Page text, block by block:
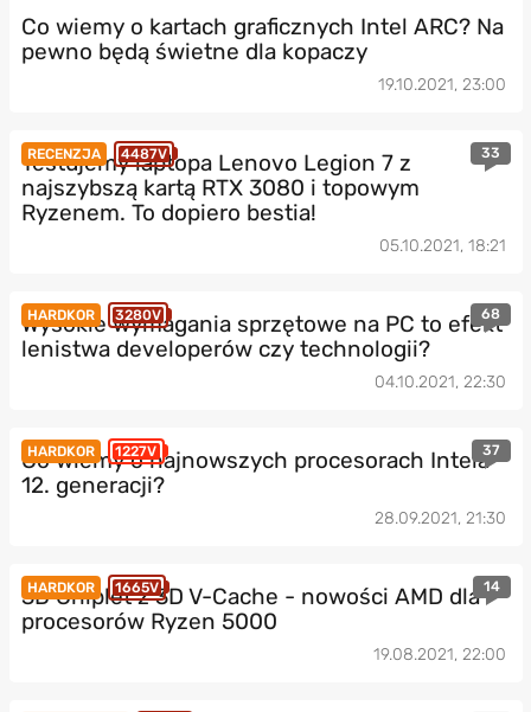
Co wiemy o kartach graficznych Intel ARC? Na
pewno będą świetne dla kopaczy
19.10.2021, 23:00
RECENZJA 4487V 33
Testujemy laptopa Lenovo Legion 7 z
najszybszą kartą RTX 3080 i topowym
Ryzenem. To dopiero bestia!
05.10.2021, 18:21
HARDKOR 3280V 68
Wysokie wymagania sprzętowe na PC to efekt
lenistwa developerów czy technologii?
04.10.2021, 22:30
HARDKOR 1227V 37
Co wiemy o najnowszych procesorach Intela
12. generacji?
28.09.2021, 21:30
HARDKOR 1665V 14
3D Chiplet z 3D V-Cache - nowości AMD dla
procesorów Ryzen 5000
19.08.2021, 22:00